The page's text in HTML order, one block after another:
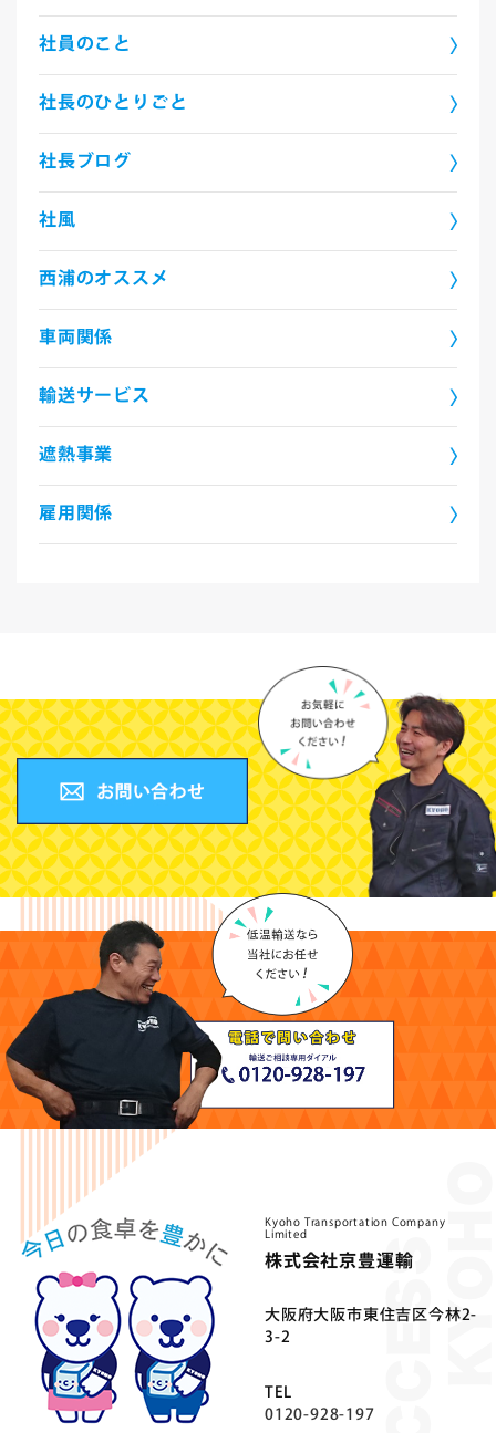
社員のこと
社長のひとりごと
社長ブログ
社風
西浦のオススメ
車両関係
輸送サービス
遮熱事業
雇用関係
Kyoho Transportation Company
Limited
株式会社京豊運輸
⼤阪府⼤阪市東住吉区今林2-
3-2
TEL
0120-928-197